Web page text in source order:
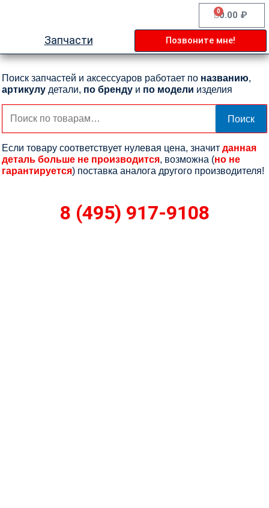
0.00 ₽
0
Cart
Запчасти Позвоните мне!
Поиск запчастей и аксессуаров работает по названию,
артикулу детали, по бренду и по модели изделия
Искать:
Поиск
Если товару соответствует нулевая цена, значит данная
деталь больше не производится, возможна (но не
гарантируется) поставка аналога другого производителя!
8 (495) 917-9108